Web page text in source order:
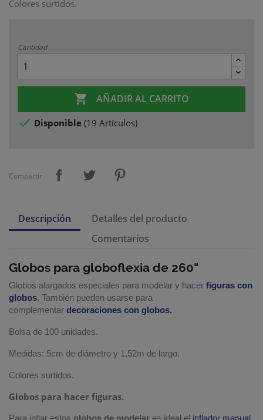
Colores surtidos.
Cantidad
 AÑADIR AL CARRITO
 Disponible (19 Artículos)
Compartir
Descripción
Detalles del producto
Comentarios
Globos para globoflexia de 260"
Globos alargados especiales para modelar y hacer figuras con
globos. También pueden usarse para
complementar decoraciones con globos.
Bolsa de 100 unidades.
Medidas: 5cm de diámetro y 1,52m de largo.
Colores surtidos.
Globos para hacer figuras.
Para inflar estos globos de modelar es ideal el inflador manual